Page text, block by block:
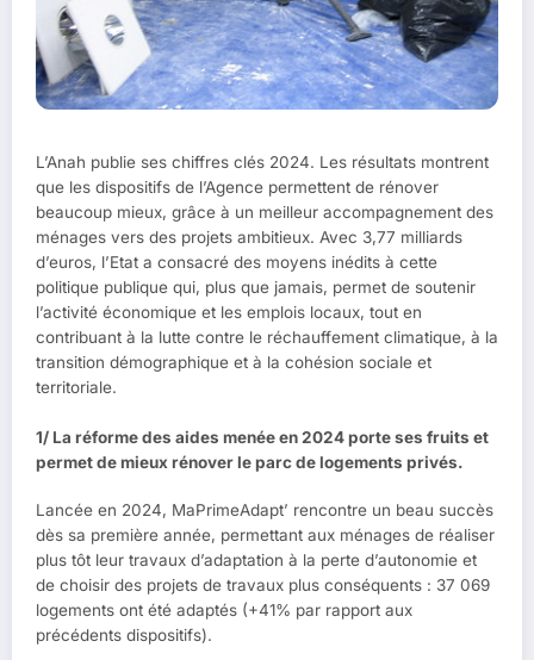
L’Anah publie ses chiffres clés 2024. Les résultats montrent
que les dispositifs de l’Agence permettent de rénover
beaucoup mieux, grâce à un meilleur accompagnement des
ménages vers des projets ambitieux. Avec 3,77 milliards
d’euros, l’Etat a consacré des moyens inédits à cette
politique publique qui, plus que jamais, permet de soutenir
l’activité économique et les emplois locaux, tout en
contribuant à la lutte contre le réchauffement climatique, à la
transition démographique et à la cohésion sociale et
territoriale.
1/ La réforme des aides menée en 2024 porte ses fruits et
permet de mieux rénover le parc de logements privés.
Lancée en 2024, MaPrimeAdapt’ rencontre un beau succès
dès sa première année, permettant aux ménages de réaliser
plus tôt leur travaux d’adaptation à la perte d’autonomie et
de choisir des projets de travaux plus conséquents : 37 069
logements ont été adaptés (+41% par rapport aux
précédents dispositifs).